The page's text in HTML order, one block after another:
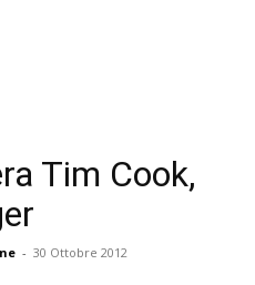
Tim Cook,
- 30 Ottobre 2012